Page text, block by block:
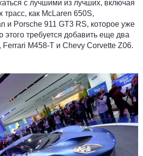
с лучшими из лучших, включая
трасс, как McLaren 650S,
и Porsche 911 GT3 RS, которое уже
требуется добавить еще два
M458-T и Chevy Corvette Z06.